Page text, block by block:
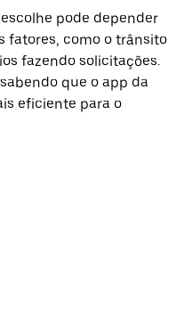
pode depender
fatores, como o trânsito
fazendo solicitações.
que o app da
eficiente para o